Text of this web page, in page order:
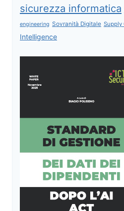
sicurezza informatica
engineering Sovranità Digitale Supply
Intelligence